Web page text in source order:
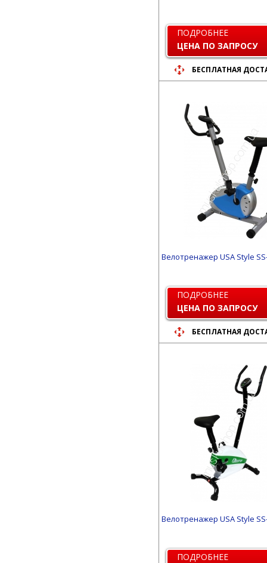
ПОДРОБНЕЕ
ЦЕНА ПО ЗАПРОСУ
БЕСПЛАТНАЯ
Велотренажер USA Style
ПОДРОБНЕЕ
ЦЕНА ПО ЗАПРОСУ
БЕСПЛАТНАЯ
Велотренажер USA Style
ПОДРОБНЕЕ